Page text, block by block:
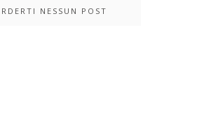
NESSUN POST